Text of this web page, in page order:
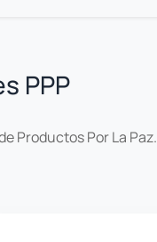
PPP
Productos Por La Paz.